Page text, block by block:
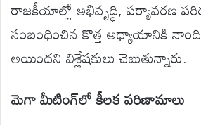
రాజకీయాల్లో అభివృద్ధి, పర్యావరణ
సంబంధించిన కొత్త అధ్యాయానికినాంది
అయిందని విశ్లేషకులు చెబుతున్నారు.
మెగామీటింగ్‌లోకీలకపరిణామాలు